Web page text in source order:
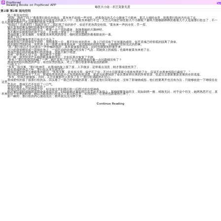
PopNovel
Reading Books on PopNovel APP
毒医大小姐：邪王宠妻无度
第2章 第2章 混沌空间
第二章混沌空间
“想跑，跑的了吗？”看着墨行歌往外跑去，黄东来不由得一声冷笑，对着身边的几个小厮使了个眼色，那几人顿时会意，朝着墨行歌的方向追了去。
墨倾想要去挡，可惜他如今不过是年迈的废人一个，连黄东来都打不过，又怎么可能拦得住那几个小厮呢？最终只能够眼睁睁的看着几个人追着墨行歌去了，不一
会儿就将才跑出门不远的墨行歌抓了回来。
“给我打！往死里打！我就不信了，我打死了你的孙子，你还不把东西交给我。”黄东来一声的冷笑，手一挥。
铺天盖地的拳头顿时朝着墨行歌招呼了过去。
墨行歌只觉得浑身绵软无力，疼痛一点一点的袭来，刺激着她的大脑神经。
血不断的从她瘦弱的身子流出，片刻地上便留下了一滩的血液。
墨倾想要上前去施救，却被黄东来死死的按住，顿时怒目圆瞪的看着眼前的一幕。
要死了吗？
墨行歌此时脑海里面只有这个念头了。
她感觉自己的身体似乎很轻，周围漆黑一片，看不到任何的亮光，身上已经没有了任何痛的感觉，似乎灵魂已经彻底的脱离了身体。
就在她怔愣的时候，突然身上有一股暖流缓缓地传来，滋润着她的四肢百骸，让她顿时觉得无比的舒爽。
“恩~”墨行歌忍不住的发出一声舒畅的低吟，原本紧皱着的眉头，此时也缓缓地舒展开来。
小小的身体蜷缩成一团倒在地上，一动不动的仿佛已经没有了气息，而她身上的戒指，也最终被黄东来抢了去。
墨倾悲痛欲绝的抱着墨行歌的身体，双眼只剩下绝望。
突然，怀里的人动了动，随后睁开了双眼。
那一瞬，凌厉的光芒从她的眼底爆射而出，片刻后再次恢复了平静。
“爷爷？”墨行歌疑惑的喊了一声，她不是死了吗？怎么感觉身体好像一点问题都没有了？
墨倾突然听到熟悉的声音，有些怔愣的低头，对上了墨行歌那带着疑惑的眼眸。
“小歌儿？”
“爷爷，我没事。”墨行歌伸手，在墨倾的脸上摸了摸，入手微凉，还带着点湿意，刚才墨倾居然哭了。
跟在墨倾的身边六年，墨行歌从未见他哭过。
墨倾赶紧的伸手去擦眼角的眼泪，“爷爷没事，是爷爷没用，保护不了你，不过今日那黄家少爷将东西抢了去，应该不会再来找我们麻烦了。”
墨行歌闻言眼神冷了几分，那戒指里面的是什么东西她自然清楚，那是当初墨倾拼了命从墨家带出来的所有资源，也是日后墨家重新发展的全部底蕴。
“爷爷，怪我不能修炼，否则，又怎会被那些人欺负了去？”墨行歌满眼的不甘心。
墨倾爱怜的摸了摸墨行歌的头，回头看了一眼已经倒塌的茅屋，这里是他们目前的住处，没有了那储物戒指，他们想要离开也没有办法，只能够收拾一下继续住在
这里。
思及此，墨倾又忍不住叹了一口气。
堂堂的墨家，何以沦落至此？
墨倾沉浸在自己的思绪之中，却没有注意到墨行歌一闪而过的古怪神色。
刚才被打的时候她就觉得身体有些不对，到此时她才看到自己右手的无名指上，那绚丽繁复的符文，宛如刺绣一般，精致无比，对于这个符文，她再熟悉不过，原
本来到这个世界的时候，她以为那东西已经落入了那人的手里，却没想到，它居然也跟着自己来了。
那一瞬间，墨行歌的内心激动无比，根本就无法冷静下来。
Continue Reading